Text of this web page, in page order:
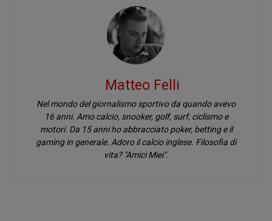
Matteo Felli
Nel mondo del giornalismo sportivo da quando avevo
16 anni. Amo calcio, snooker, golf, surf, ciclismo e
motori. Da 15 anni ho abbracciato poker, betting e il
gaming in generale. Adoro il calcio inglese. Filosofia di
vita? "Amici Miei".